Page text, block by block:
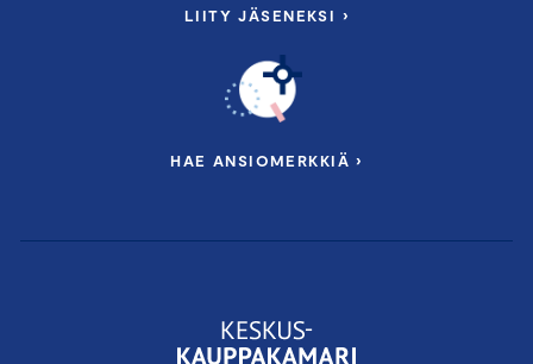
LIITY JÄSENEKSI ›
HAE ANSIOMERKKIÄ ›